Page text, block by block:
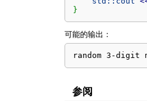
}
可能的输出：
random 3-digit
参阅